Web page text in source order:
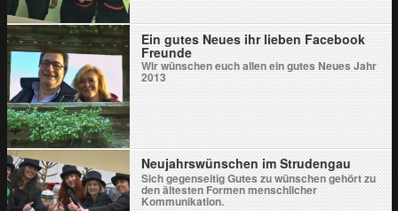
Ein gutes Neues ihr lieben Facebook
Freunde
Wir wünschen euch allen ein gutes Neues Jahr
2013
Neujahrswünschen im Strudengau
Sich gegenseitig Gutes zu wünschen gehört zu
den ältesten Formen menschlicher
Kommunikation.